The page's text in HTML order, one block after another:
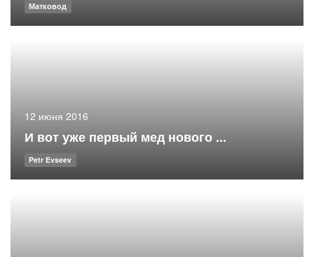
Матковод
12 июня 2016
И вот уже первый мед нового ...
Petr Evseev